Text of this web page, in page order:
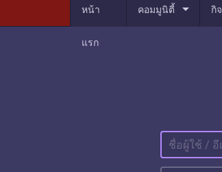
หน้า
แรก
คอมมูนิตี้ arrow_drop_down กิ